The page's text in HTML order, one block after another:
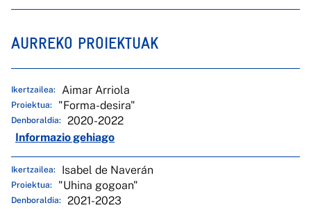
AURREKO PROIEKTUAK
Ikertzailea: Aimar Arriola
Proiektua: "Forma-desira"
Denboraldia:
2020-2022
Informazio gehiago
Ikertzailea: Isabel de Naverán
Proiektua: "Uhina gogoan"
Denboraldia:
2021-2023